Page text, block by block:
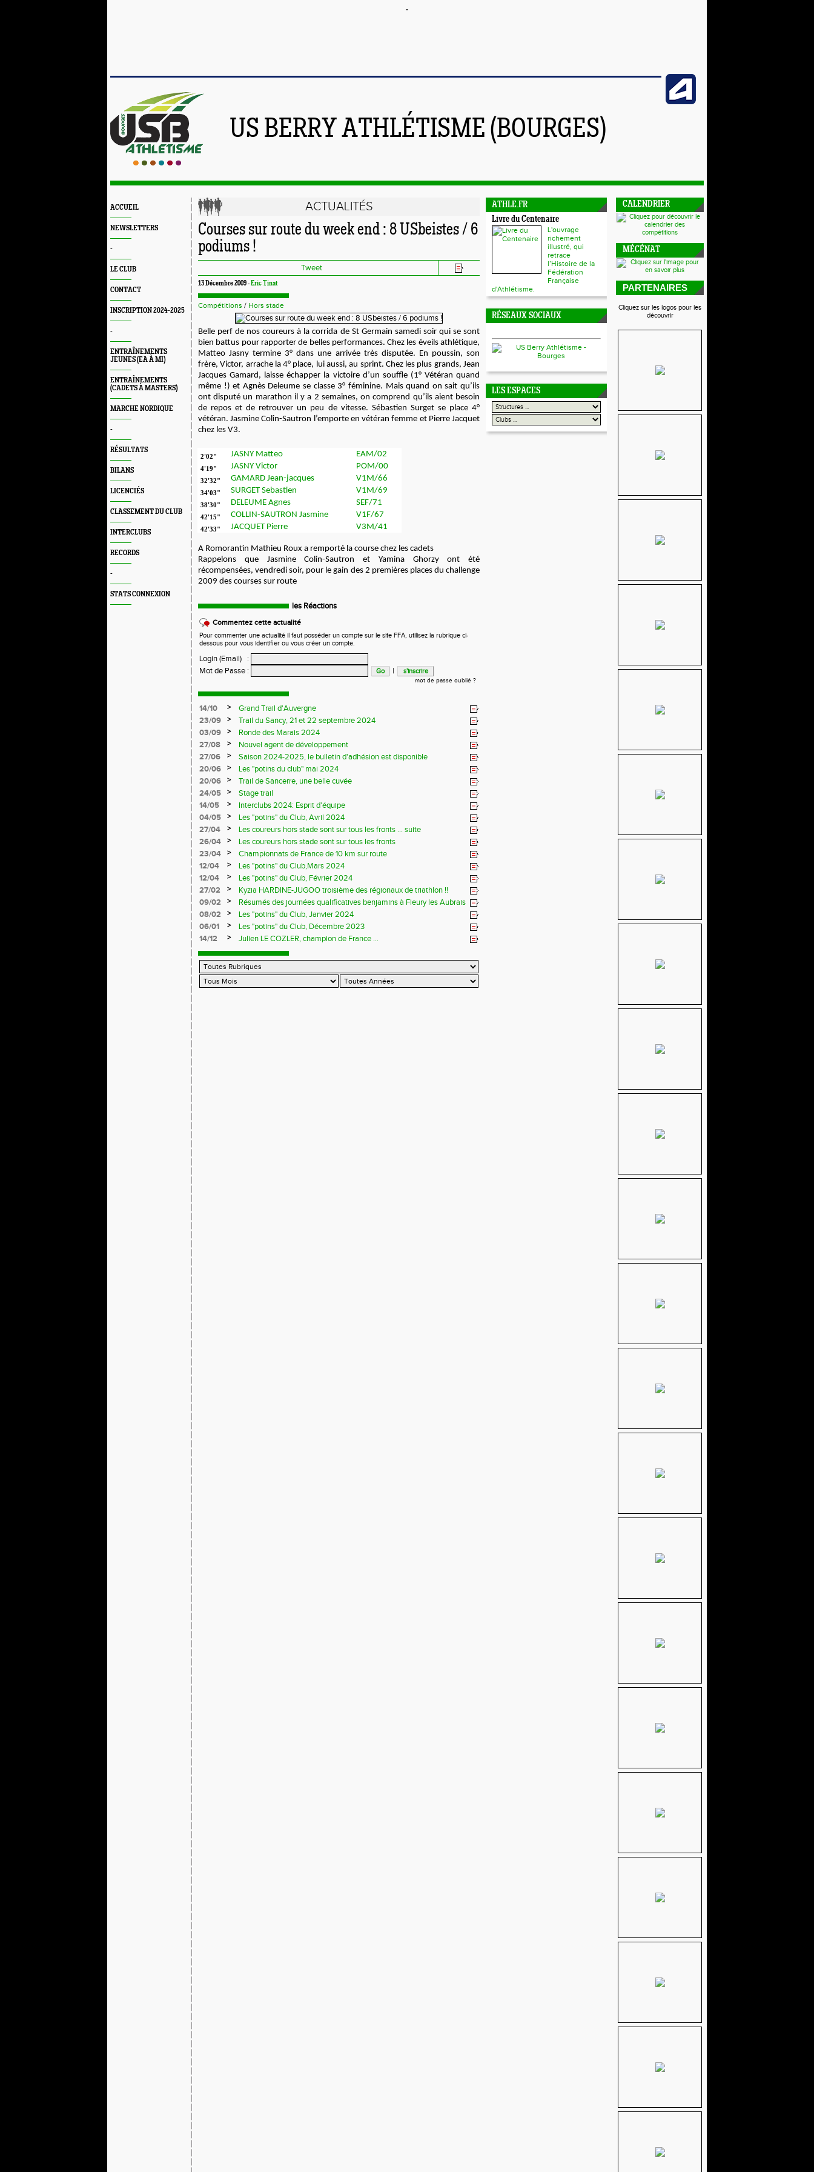
US BERRY ATHLÉTISME (BOURGES)
ACCUEIL
NEWSLETTERS
-
LE CLUB
CONTACT
INSCRIPTION 2024-2025
-
ENTRAÎNEMENTS
JEUNES (EA À MI)
ENTRAÎNEMENTS
(CADETS À MASTERS)
MARCHE NORDIQUE
-
RÉSULTATS
BILANS
LICENCIÉS
CLASSEMENT DU CLUB
INTERCLUBS
RECORDS
-
STATS CONNEXION
ACTUALITÉS
Courses sur route du week end : 8 USbeistes / 6
podiums !
Tweet
13 Décembre 2009 -Eric Tinat
Compétitions / Hors stade
Belle perf de nos coureurs à la corrida de St Germain samedi soir qui se sont
bien battus pour rapporter de belles performances. Chez les éveils athlétique,
Matteo Jasny termine 3° dans une arrivée très disputée. En poussin, son
frère, Victor, arrache la 4° place, lui aussi, au sprint. Chez les plus grands, Jean
Jacques Gamard, laisse échapper la victoire d’un souffle (1° Vétéran quand
même !) et Agnès Deleume se classe 3° féminine. Mais quand on sait qu’ils
ont disputé un marathon il y a 2 semaines, on comprend qu’ils aient besoin
de repos et de retrouver un peu de vitesse. Sébastien Surget se place 4°
vétéran. Jasmine Colin-Sautron l’emporte en vétéran femme et Pierre Jacquet
chez les V3.
2'02" JASNY Matteo EAM/02
4'19" JASNY Victor POM/00
32'32" GAMARD Jean-jacques V1M/66
34'03" SURGET Sebastien V1M/69
38'30" DELEUME Agnes SEF/71
42'15" COLLIN-SAUTRON Jasmine V1F/67
42'33" JACQUET Pierre V3M/41
A Romorantin Mathieu Roux a remporté la course chez les cadets
Rappelons que Jasmine Colin-Sautron et Yamina Ghorzy ont été
récompensées, vendredi soir, pour le gain des 2 premières places du challenge
2009 des courses sur route
les Réactions
Commentez cette actualité
Pour commenter une actualité il faut posséder un compte sur le site FFA, utilisez la rubrique ci-
dessous pour vous identifier ou vous créer un compte.
Login (Email)
:
Mot de Passe : |
mot de passe oublié ?
14/10 >
Grand Trail d'Auvergne
23/09
>
Trail du Sancy, 21 et 22 septembre 2024
03/09
>
Ronde des Marais 2024
27/08
>
Nouvel agent de développement
27/06
>
Saison 2024-2025, le bulletin d'adhésion est disponible
20/06
>
Les "potins du club" mai 2024
20/06
>
Trail de Sancerre, une belle cuvée
24/05
>
Stage trail
14/05
>
Interclubs 2024: Esprit d'équipe
04/05
>
Les "potins" du Club, Avril 2024
27/04
>
Les coureurs hors stade sont sur tous les fronts ... suite
26/04
>
Les coureurs hors stade sont sur tous les fronts
23/04
>
Championnats de France de 10 km sur route
12/04
>
Les "potins" du Club,Mars 2024
12/04
>
Les "potins" du Club, Février 2024
27/02
>
Kyzia HARDINE-JUGOO troisième des régionaux de triathlon !!
09/02
>
Résumés des journées qualificatives benjamins à Fleury les Aubrais
08/02
>
Les "potins" du Club, Janvier 2024
06/01
>
Les "potins" du Club, Décembre 2023
14/12
> Julien LE COZLER, champion de France ...
ATHLE.FR
Livre du Centenaire
L'ouvrage
richement
illustré, qui
retrace
l’Histoire de la
Fédération
Française
d'Athlétisme.
RÉSEAUX SOCIAUX
LES ESPACES
CALENDRIER
MÉCÉNAT
PARTENAIRES
Cliquez sur les logos pour les
découvrir